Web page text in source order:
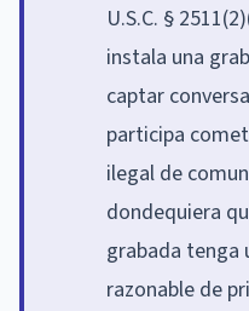
U.S.C. §
instala una
captar
participa
ilegal de
dondequiera
grabada tenga
razonable de